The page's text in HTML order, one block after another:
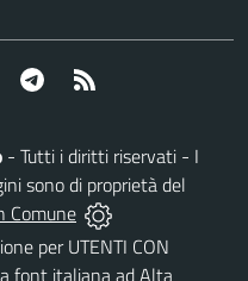
Facebook Telegram
- Tutti i diritti riservati - I
sono di proprietà del
Comune
per UTENTI CON
font italiana ad Alta